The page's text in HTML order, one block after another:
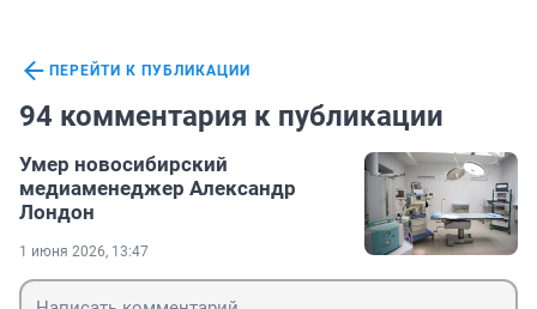
ПЕРЕЙТИ К ПУБЛИКАЦИИ
94 комментария к публикации
Умер новосибирский
медиаменеджер Александр
Лондон
1 июня 2026, 13:47